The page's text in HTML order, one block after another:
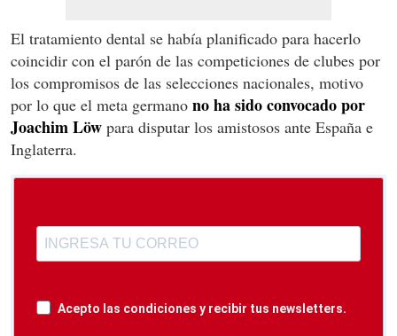
El tratamiento dental se había planificado para hacerlo
coincidir con el parón de las competiciones de clubes por
los compromisos de las selecciones nacionales, motivo
por lo que el meta germano no ha sido convocado por
Joachim Löw para disputar los amistosos ante España e
Inglaterra.
Acepto las condiciones y recibir tus newsletters.